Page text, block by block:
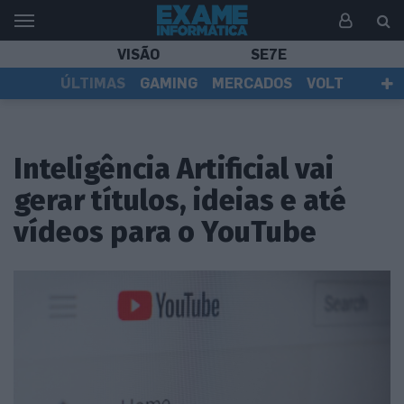
VISÃO
SE7E
ÚLTIMAS
GAMING MERCADOS
VOLT
Inteligência Artificial vai
gerar títulos, ideias e até
vídeos para o YouTube